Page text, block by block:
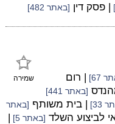
| פסק דין [באתר 482]
שמירה 67]
| רום
[באתר 441]
33] | בית משותף [באתר
לביצוע השלד [באתר 5]
|